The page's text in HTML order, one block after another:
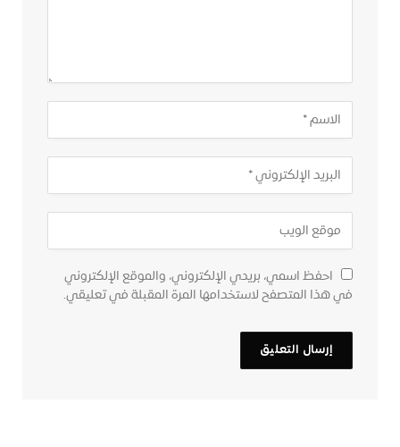
احفظ اسمي، بريدي الإلكتروني، والموقع الإلكتروني
في هذا المتصفح لاستخدامها المرة المقبلة في تعليقي.